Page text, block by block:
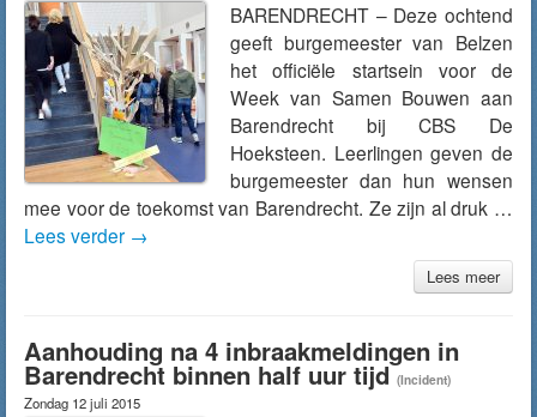
BARENDRECHT – Deze ochtend
geeft burgemeester van Belzen
het officiële startsein voor de
Week van Samen Bouwen aan
Barendrecht bij CBS De
Hoeksteen. Leerlingen geven de
burgemeester dan hun wensen
mee voor de toekomst van Barendrecht. Ze zijn al druk …
Lees verder →
Lees meer
Aanhouding na 4 inbraakmeldingen in
Barendrecht binnen half uur tijd (Incident)
Zondag 12 juli 2015